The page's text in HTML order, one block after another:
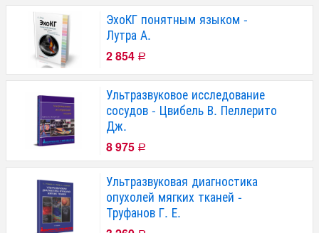
ЭхоКГ понятным языком -
Лутра А.
2 854 Р
Ультразвуковое исследование
сосудов - Цвибель В. Пеллерито
Дж.
8 975 Р
Ультразвуковая диагностика
опухолей мягких тканей -
Труфанов Г. Е.